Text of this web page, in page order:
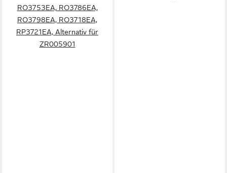
RO3753EA, RO3786EA,
RO3798EA, RO3718EA,
RP3721EA, Alternativ für
ZR005901